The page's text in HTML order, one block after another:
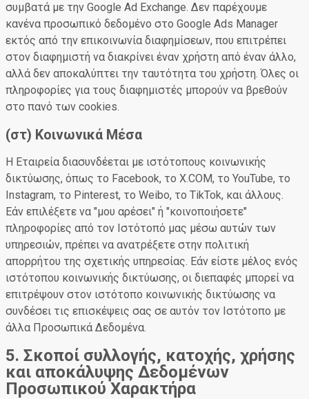
συμβατά με την Google Ad Exchange. Δεν παρέχουμε
κανένα προσωπικό δεδομένο στο Google Ads Manager
εκτός από την επικοινωνία διαφημίσεων, που επιτρέπει
στον διαφημιστή να διακρίνει έναν χρήστη από έναν άλλο,
αλλά δεν αποκαλύπτει την ταυτότητα του χρήστη. Όλες οι
πληροφορίες για τους διαφημιστές μπορούν να βρεθούν
στο πανό των cookies.
(στ) Κοινωνικά Μέσα
Η Εταιρεία διασυνδέεται με ιστότοπους κοινωνικής
δικτύωσης, όπως το Facebook, το X.COM, το YouTube, το
Instagram, το Pinterest, το Weibo, το TikTok, και άλλους.
Εάν επιλέξετε να "μου αρέσει" ή "κοινοποιήσετε"
πληροφορίες από τον Ιστότοπό μας μέσω αυτών των
υπηρεσιών, πρέπει να ανατρέξετε στην πολιτική
απορρήτου της σχετικής υπηρεσίας. Εάν είστε μέλος ενός
ιστότοπου κοινωνικής δικτύωσης, οι διεπαφές μπορεί να
επιτρέψουν στον ιστότοπο κοινωνικής δικτύωσης να
συνδέσει τις επισκέψεις σας σε αυτόν τον Ιστότοπο με
άλλα Προσωπικά Δεδομένα.
5. Σκοποί συλλογής, κατοχής, χρήσης
και αποκάλυψης Δεδομένων
Προσωπικού Χαρακτήρα